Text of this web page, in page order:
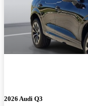
2026 Audi Q3